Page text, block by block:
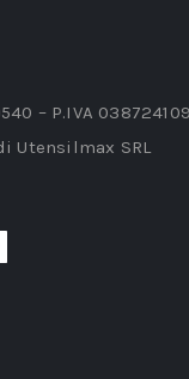
– P.IVA
Utensilmax SRL